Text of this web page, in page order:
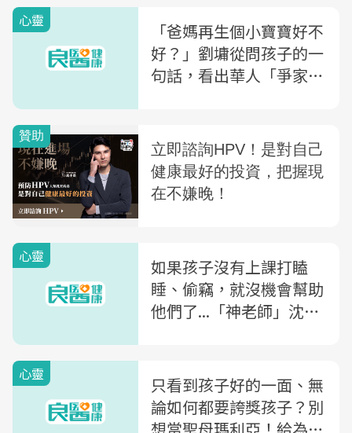
單
心靈
「爸媽再生個小寶寶好不
好？」劉墉從問孩子的一
句話，看出華人「爭家
心靈
如果孩子沒有上課打瞌
睡、偷竊，就沒機會幫助
他們了...「神老師」沈雅
度
心靈
只看到孩子好的一面、無
論如何都要誇獎孩子？別